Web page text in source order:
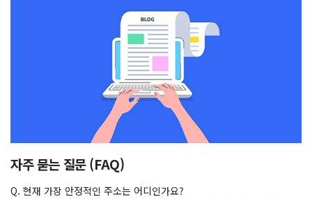
자주 묻는 질문 (FAQ)
Q. 현재 가장 안정적인 주소는 어디인가요?